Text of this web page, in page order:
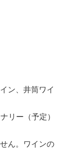
ン、井筒ワイ
リー（予定）
ん。ワインの